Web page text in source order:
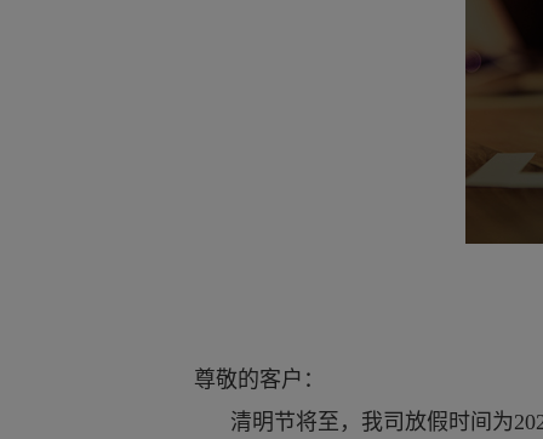
尊敬的客户：
清明节将至，我司放假时间为